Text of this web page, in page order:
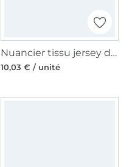
Nuancier tissu jersey de coton
10,03 € / unité